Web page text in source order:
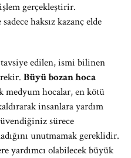
gerçekleştirir.
haksız kazanç elde
edilen, ismi bilinen
Büyü bozan hoca
medyum hocalar, en kötü
insanlara yardım
sürece
unutmamak gereklidir.
yardımcı olabilecek büyük